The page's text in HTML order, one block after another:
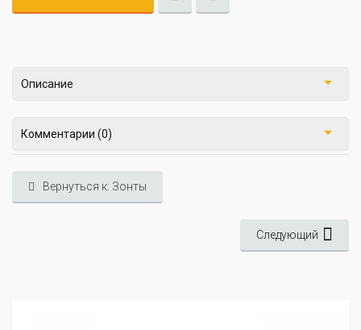
Описание
Комментарии (0)
Вернуться к: Зонты
Следующий